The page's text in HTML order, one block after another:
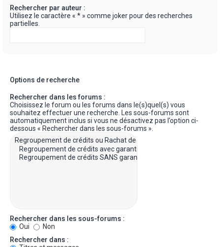
Rechercher par auteur :
Utilisez le caractère « * » comme joker pour des recherches
partielles.
Options de recherche
Rechercher dans les forums :
Choisissez le forum ou les forums dans le(s)quel(s) vous
souhaitez effectuer une recherche. Les sous-forums sont
automatiquement inclus si vous ne désactivez pas l’option ci-
dessous « Rechercher dans les sous-forums ».
Rechercher dans les sous-forums :
Oui
Non
Rechercher dans :